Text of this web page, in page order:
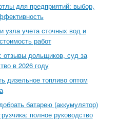
для предприятий: выбор,
узла учета сточных вод и
работ
дольщиков, суд за
в 2026 году
дизельное топливо оптом
батарею (аккумулятор)
полное руководство